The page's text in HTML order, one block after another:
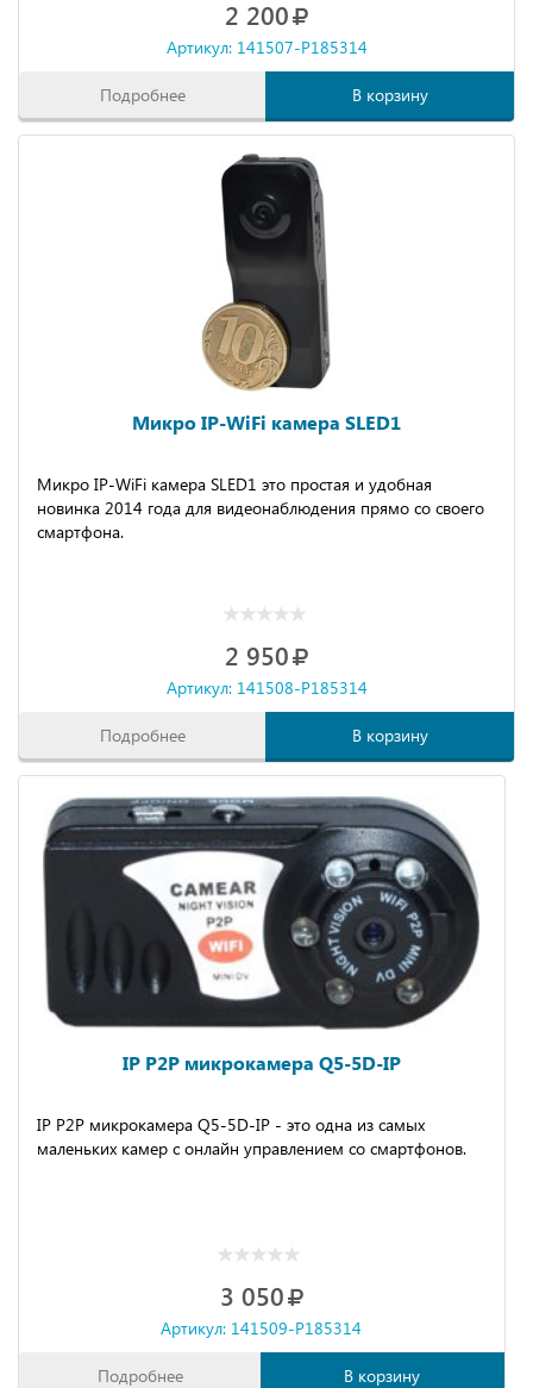
2 200
Артикул: 141507-P185314
Подробнее В корзину
Микро IP-WiFi камера SLED1
Микро IP-WiFi камера SLED1 это простая и удобная
новинка 2014 года для видеонаблюдения прямо со своего
смартфона.
2 950
Артикул: 141508-P185314
Подробнее В корзину
IP P2P микрокамера Q5-5D-IP
IP P2P микрокамера Q5-5D-IP - это одна из самых
маленьких камер с онлайн управлением со смартфонов.
3 050
Артикул: 141509-P185314
Подробнее В корзину